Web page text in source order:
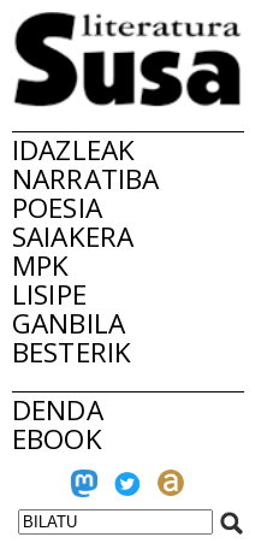
IDAZLEAK
NARRATIBA
POESIA
SAIAKERA
MPK
LISIPE
GANBILA
BESTERIK
DENDA
EBOOK